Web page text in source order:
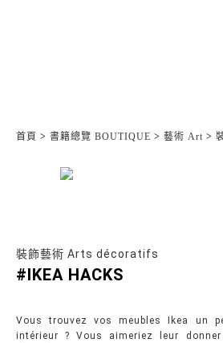
首頁 > 書籍總覽 BOUTIQUE > 藝術 Art >
裝飾藝術 Arts décoratifs
#IKEA HACKS
Vous trouvez vos meubles Ikea un
intérieur ? Vous aimeriez leur